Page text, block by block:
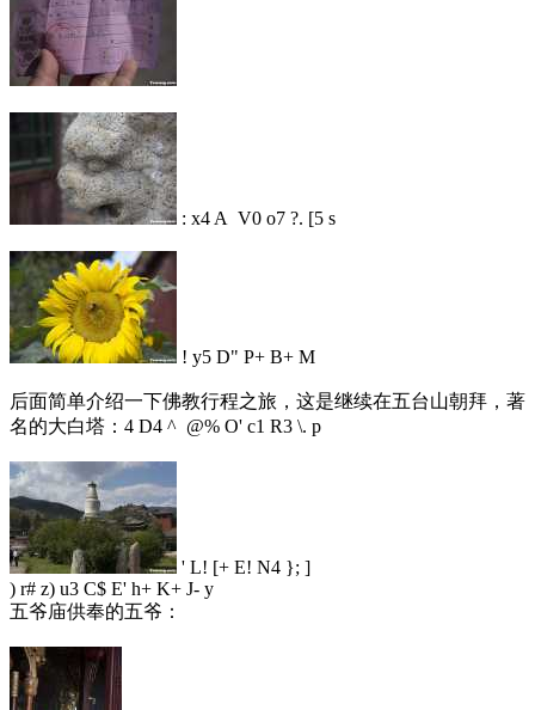
: x4 A V0 o7 ?. [5 s
! y5 D" P+ B+ M
后面简单介绍一下佛教行程之旅，这是继续在五台山朝拜，著
名的大白塔： 4 D4 ^ @% O' c1 R3 \. p
' L! [+ E! N4 }; ]
) r# z) u3 C$ E' h+ K+ J- y
五爷庙供奉的五爷：